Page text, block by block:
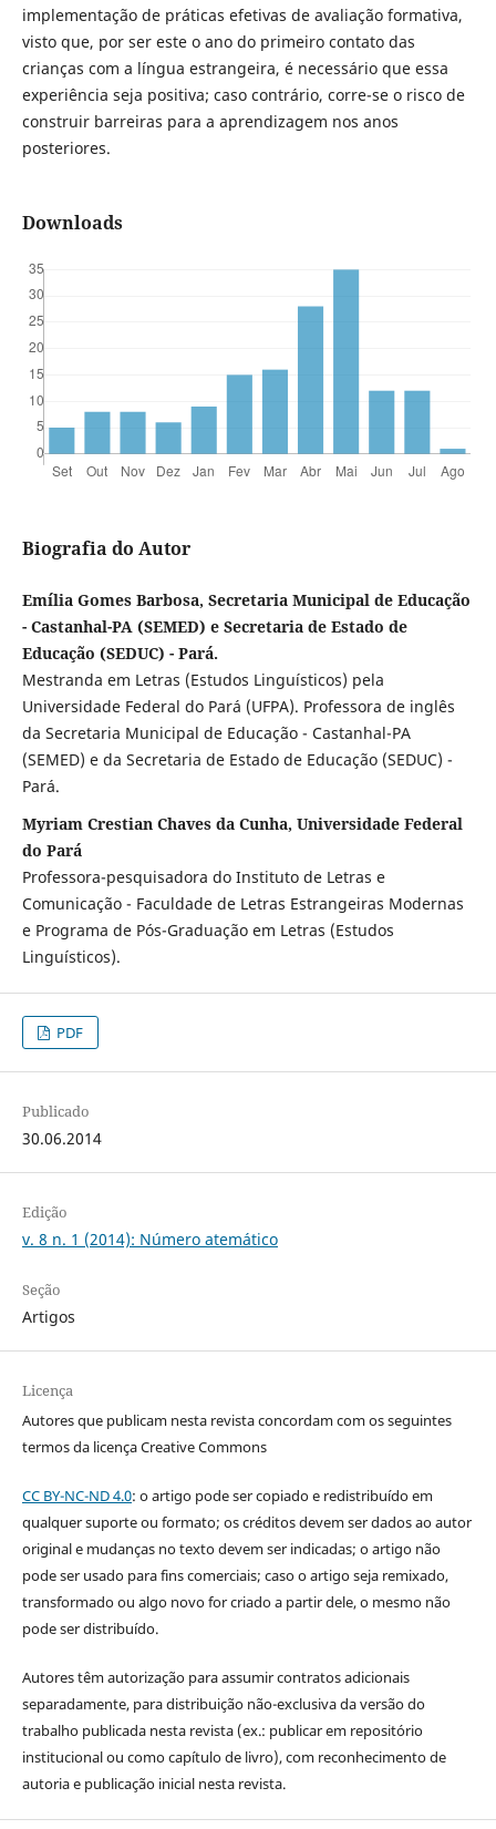
implementação de práticas efetivas de avaliação formativa,
visto que, por ser este o ano do primeiro contato das
crianças com a língua estrangeira, é necessário que essa
experiência seja positiva; caso contrário, corre-se o risco de
construir barreiras para a aprendizagem nos anos
posteriores.
Downloads
Biografia do Autor
Emília Gomes Barbosa, Secretaria Municipal de Educação
- Castanhal-PA (SEMED) e Secretaria de Estado de
Educação (SEDUC) - Pará.
Mestranda em Letras (Estudos Linguísticos) pela
Universidade Federal do Pará (UFPA). Professora de inglês
da Secretaria Municipal de Educação - Castanhal-PA
(SEMED) e da Secretaria de Estado de Educação (SEDUC) -
Pará.
Myriam Crestian Chaves da Cunha, Universidade Federal
do Pará
Professora-pesquisadora do Instituto de Letras e
Comunicação - Faculdade de Letras Estrangeiras Modernas
e Programa de Pós-Graduação em Letras (Estudos
Linguísticos).
PDF
Publicado
30.06.2014
Edição
v. 8 n. 1 (2014): Número atemático
Seção
Artigos
Licença
Autores que publicam nesta revista concordam com os seguintes
termos da licença Creative Commons
CC BY-NC-ND 4.0: o artigo pode ser copiado e redistribuído em
qualquer suporte ou formato; os créditos devem ser dados ao autor
original e mudanças no texto devem ser indicadas; o artigo não
pode ser usado para fins comerciais; caso o artigo seja remixado,
transformado ou algo novo for criado a partir dele, o mesmo não
pode ser distribuído.
Autores têm autorização para assumir contratos adicionais
separadamente, para distribuição não-exclusiva da versão do
trabalho publicada nesta revista (ex.: publicar em repositório
institucional ou como capítulo de livro), com reconhecimento de
autoria e publicação inicial nesta revista.